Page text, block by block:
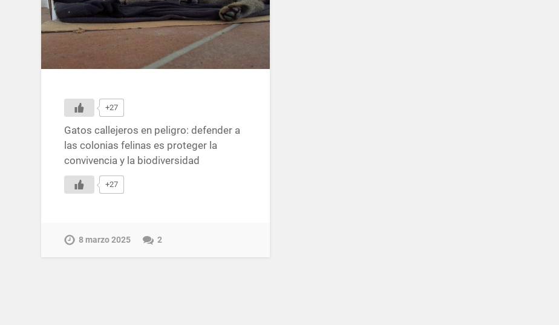
+27
Gatos callejeros en peligro: defender a
las colonias felinas es proteger la
convivencia y la biodiversidad
+27
8 marzo 2025 2